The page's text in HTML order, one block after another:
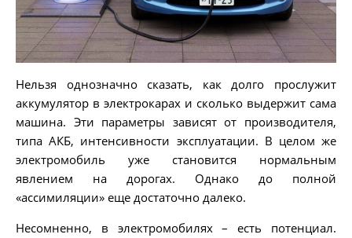
Нельзя однозначно сказать, как долго прослужит
аккумулятор в электрокарах и сколько выдержит сама
машина. Эти параметры зависят от производителя,
типа АКБ, интенсивности эксплуатации. В целом же
электромобиль уже становится нормальным
явлением на дорогах. Однако до полной
«ассимиляции» еще достаточно далеко.
Несомненно, в электромобилях – есть потенциал.